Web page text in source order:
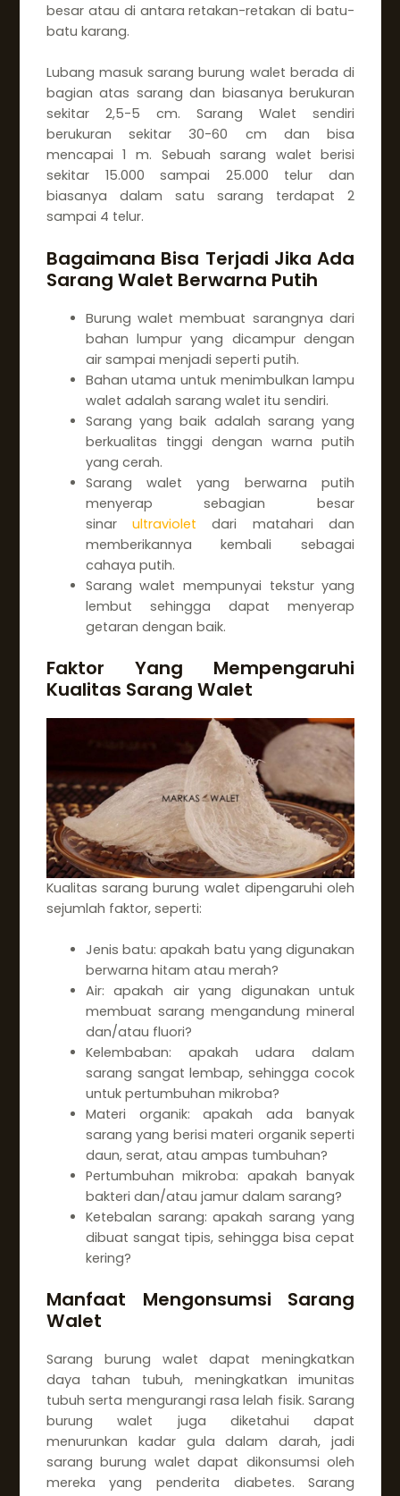
besar atau di antara retakan-retakan di batu-
batu karang.
Lubang masuk sarang burung walet berada di
bagian atas sarang dan biasanya berukuran
sekitar 2,5-5 cm. Sarang Walet sendiri
berukuran sekitar 30-60 cm dan bisa
mencapai 1 m. Sebuah sarang walet berisi
sekitar 15.000 sampai 25.000 telur dan
biasanya dalam satu sarang terdapat 2
sampai 4 telur.
Bagaimana Bisa Terjadi Jika Ada
Sarang Walet Berwarna Putih
Burung walet membuat sarangnya dari
bahan lumpur yang dicampur dengan
air sampai menjadi seperti putih.
Bahan utama untuk menimbulkan lampu
walet adalah sarang walet itu sendiri.
Sarang yang baik adalah sarang yang
berkualitas tinggi dengan warna putih
yang cerah.
Sarang walet yang berwarna putih
menyerap sebagian besar
sinarultraviolet dari matahari dan
memberikannya kembali sebagai
cahaya putih.
Sarang walet mempunyai tekstur yang
lembut sehingga dapat menyerap
getaran dengan baik.
Faktor Yang Mempengaruhi
Kualitas Sarang Walet
Kualitas sarang burung walet dipengaruhi oleh
sejumlah faktor, seperti:
Jenis batu: apakah batu yang digunakan
berwarna hitam atau merah?
Air: apakah air yang digunakan untuk
membuat sarang mengandung mineral
dan/atau fluori?
Kelembaban: apakah udara dalam
sarang sangat lembap, sehingga cocok
untuk pertumbuhan mikroba?
Materi organik: apakah ada banyak
sarang yang berisi materi organik seperti
daun, serat, atau ampas tumbuhan?
Pertumbuhan mikroba: apakah banyak
bakteri dan/atau jamur dalam sarang?
Ketebalan sarang: apakah sarang yang
dibuat sangat tipis, sehingga bisa cepat
kering?
Manfaat Mengonsumsi Sarang
Walet
Sarang burung walet dapat meningkatkan
daya tahan tubuh, meningkatkan imunitas
tubuh serta mengurangi rasa lelah fisik. Sarang
burung walet juga diketahui dapat
menurunkan kadar gula dalam darah, jadi
sarang burung walet dapat dikonsumsi oleh
mereka yang penderita diabetes. Sarang